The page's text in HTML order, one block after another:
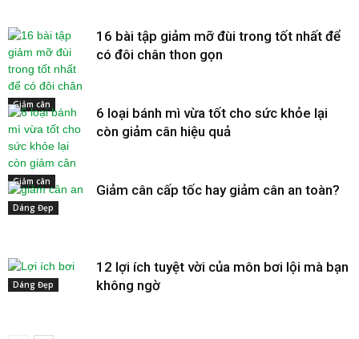
Giảm cân
16 bài tập giảm mỡ đùi trong tốt nhất để
có đôi chân thon gọn
Giảm cân
6 loại bánh mì vừa tốt cho sức khỏe lại
còn giảm cân hiệu quả
Dáng Đẹp
Giảm cân cấp tốc hay giảm cân an toàn?
Dáng Đẹp
12 lợi ích tuyệt vời của môn bơi lội mà bạn
không ngờ